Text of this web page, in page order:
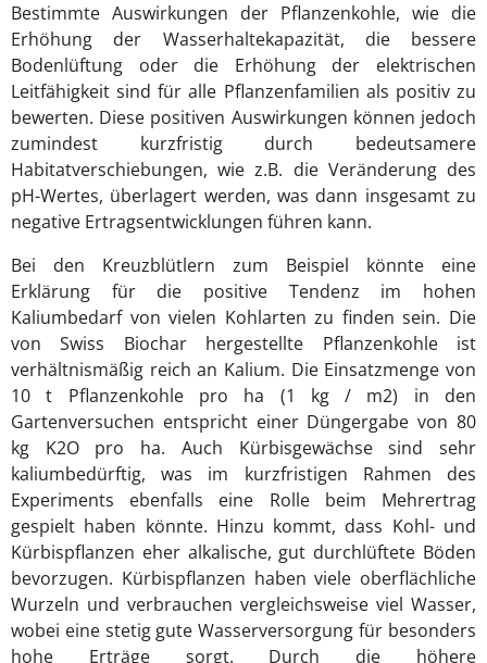
Bestimmte Auswirkungen der Pflanzenkohle, wie die
Erhöhung der Wasserhaltekapazität, die bessere
Bodenlüftung oder die Erhöhung der elektrischen
Leitfähigkeit sind für alle Pflanzenfamilien als positiv zu
bewerten. Diese positiven Auswirkungen können jedoch
zumindest kurzfristig durch bedeutsamere
Habitatverschiebungen, wie z.B. die Veränderung des
pH-Wertes, überlagert werden, was dann insgesamt zu
negative Ertragsentwicklungen führen kann.
Bei den Kreuzblütlern zum Beispiel könnte eine
Erklärung für die positive Tendenz im hohen
Kaliumbedarf von vielen Kohlarten zu finden sein. Die
von Swiss Biochar hergestellte Pflanzenkohle ist
verhältnismäßig reich an Kalium. Die Einsatzmenge von
10 t Pflanzenkohle pro ha (1 kg / m2) in den
Gartenversuchen entspricht einer Düngergabe von 80
kg K2O pro ha. Auch Kürbisgewächse sind sehr
kaliumbedürftig, was im kurzfristigen Rahmen des
Experiments ebenfalls eine Rolle beim Mehrertrag
gespielt haben könnte. Hinzu kommt, dass Kohl- und
Kürbispflanzen eher alkalische, gut durchlüftete Böden
bevorzugen. Kürbispflanzen haben viele oberflächliche
Wurzeln und verbrauchen vergleichsweise viel Wasser,
wobei eine stetig gute Wasserversorgung für besonders
hohe Erträge sorgt. Durch die höhere